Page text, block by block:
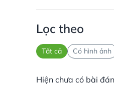
Lọc theo
Tất cả Có hình ảnh
Hiện chưa có bài